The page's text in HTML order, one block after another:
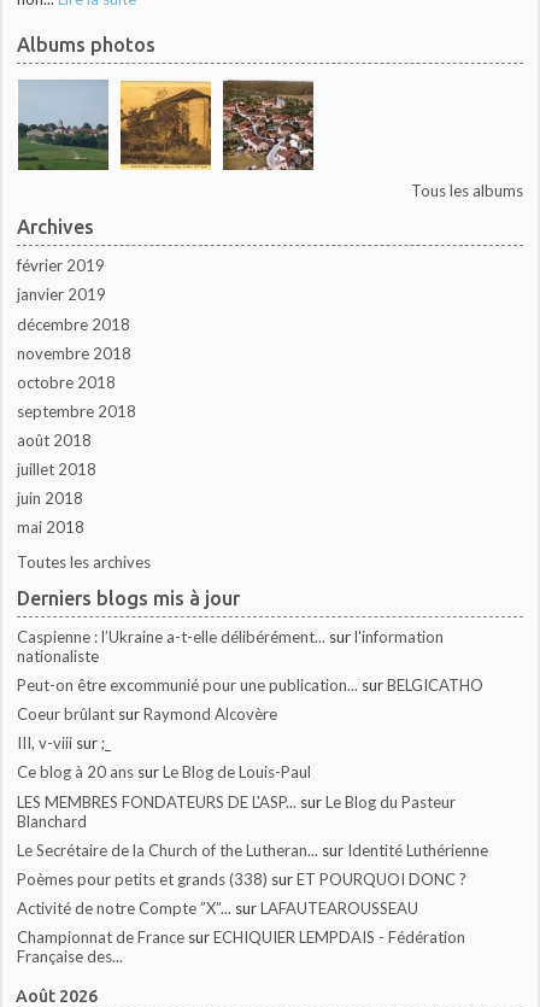
Albums photos
Tous les albums
Archives
février 2019
janvier 2019
décembre 2018
novembre 2018
octobre 2018
septembre 2018
août 2018
juillet 2018
juin 2018
mai 2018
Toutes les archives
Derniers blogs mis à jour
Caspienne : l’Ukraine a-t-elle délibérément... surl'information
nationaliste
Peut-on être excommunié pour une publication... surBELGICATHO
Coeur brûlant surRaymond Alcovère
III, v-viii sur;_
Ce blog à 20 ans surLe Blog de Louis-Paul
LES MEMBRES FONDATEURS DE L'ASP... surLe Blog du Pasteur
Blanchard
Le Secrétaire de la Church of the Lutheran... sur Identité Luthérienne
Poèmes pour petits et grands (338) surET POURQUOI DONC ?
Activité de notre Compte ”X”... surLAFAUTEAROUSSEAU
Championnat de France surECHIQUIER LEMPDAIS - Fédération
Française des...
Août 2026